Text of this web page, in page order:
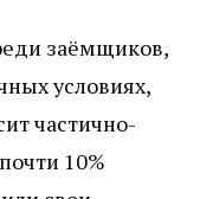
заёмщиков,
условиях,
частично-
10%